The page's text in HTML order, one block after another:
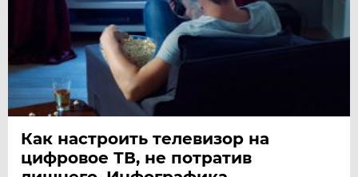
Как настроить телевизор на
цифровое ТВ, не потратив